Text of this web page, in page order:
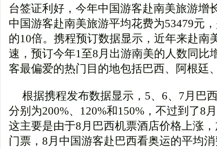
台签证利好，今年中国游客赴南美旅游增
中国游客赴南美旅游平均花费为53479元
的10倍。携程预订数据显示，近年来赴南
速，预订今年1至8月出游南美的人数同比
客最偏爱的热门目的地包括巴西、阿根廷
根据携程发布数据显示，5、6、7月巴
分别为200%、120%和150%，不过到了8
这主要是由于8月巴西机票酒店价格上涨
门票，8月中国游客赴巴西看奥运的平均